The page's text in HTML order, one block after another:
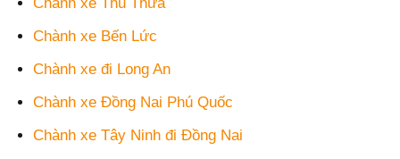
Chành xe Bến Lức
Chành xe đi Long An
Chành xe Đồng Nai Phú Quốc
Chành xe Tây Ninh đi Đồng Nai